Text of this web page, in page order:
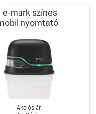
e-mark színes
nyomtató
Akciós ár